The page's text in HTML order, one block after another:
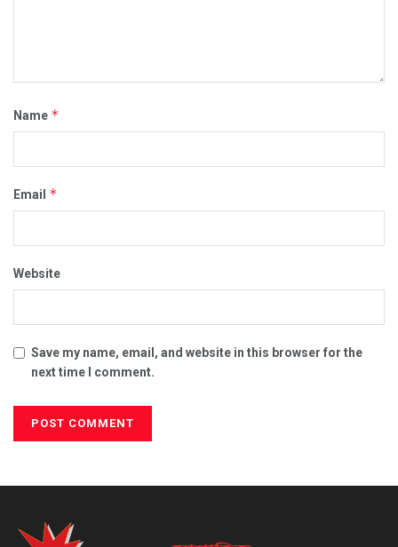
Name *
Email *
Website
Save my name, email, and website in this browser for the
next time I comment.